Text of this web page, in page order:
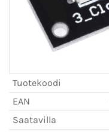
Tuotekoodi
EAN
Saatavilla